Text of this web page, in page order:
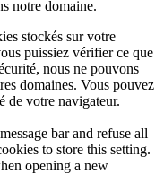
notre domaine.
stockés sur votre
puissiez vérifier ce que
nous ne pouvons
domaines. Vous pouvez
de votre navigateur.
bar and refuse all
to store this setting.
opening a new